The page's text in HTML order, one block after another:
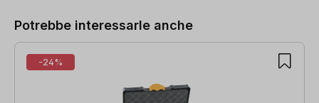
Potrebbe interessarle anche
-24%